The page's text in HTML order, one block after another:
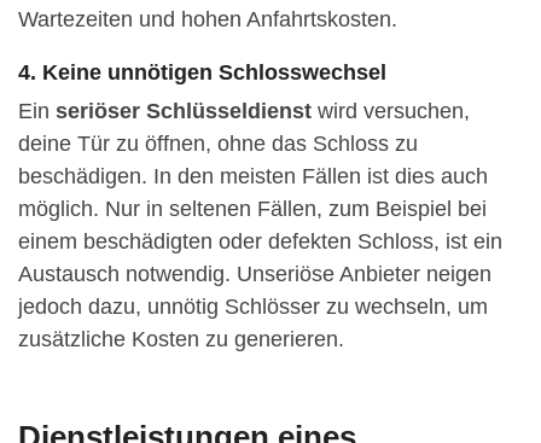
Wartezeiten und hohen Anfahrtskosten.
4. Keine unnötigen Schlosswechsel
Ein seriöser Schlüsseldienst wird versuchen,
deine Tür zu öffnen, ohne das Schloss zu
beschädigen. In den meisten Fällen ist dies auch
möglich. Nur in seltenen Fällen, zum Beispiel bei
einem beschädigten oder defekten Schloss, ist ein
Austausch notwendig. Unseriöse Anbieter neigen
jedoch dazu, unnötig Schlösser zu wechseln, um
zusätzliche Kosten zu generieren.